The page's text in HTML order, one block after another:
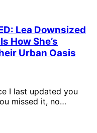
Lea Downsized
How She’s
Urban Oasis
I last updated you
missed it, no…